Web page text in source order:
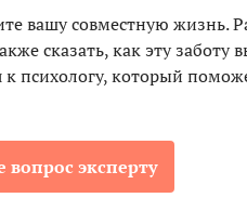
вашу совместную жизнь.
сказать, как эту заботу
психологу, который
вопрос эксперту